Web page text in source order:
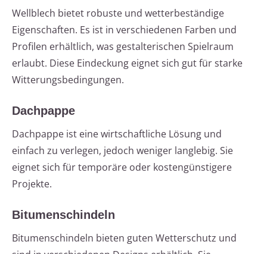
Wellblech bietet robuste und wetterbeständige
Eigenschaften. Es ist in verschiedenen Farben und
Profilen erhältlich, was gestalterischen Spielraum
erlaubt. Diese Eindeckung eignet sich gut für starke
Witterungsbedingungen.
Dachpappe
Dachpappe ist eine wirtschaftliche Lösung und
einfach zu verlegen, jedoch weniger langlebig. Sie
eignet sich für temporäre oder kostengünstigere
Projekte.
Bitumenschindeln
Bitumenschindeln bieten guten Wetterschutz und